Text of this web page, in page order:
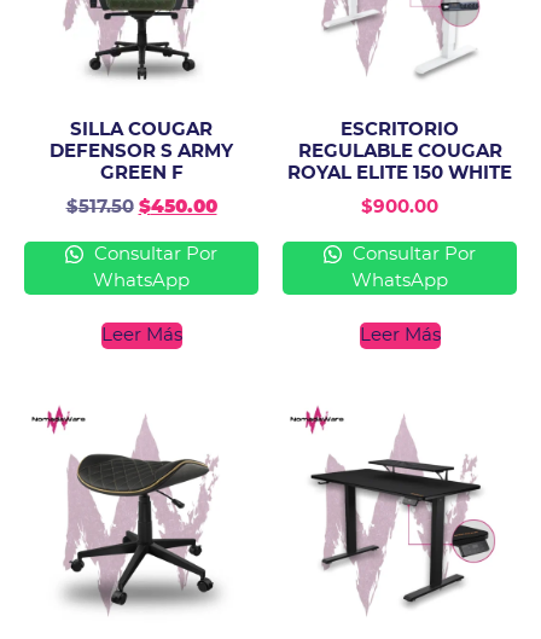
SILLA COUGAR
DEFENSOR S ARMY
GREEN F
$517.50 $450.00
Consultar Por
WhatsApp
Leer Más
ESCRITORIO
REGULABLE COUGAR
ROYAL ELITE 150 WHITE
$900.00
Consultar Por
WhatsApp
Leer Más